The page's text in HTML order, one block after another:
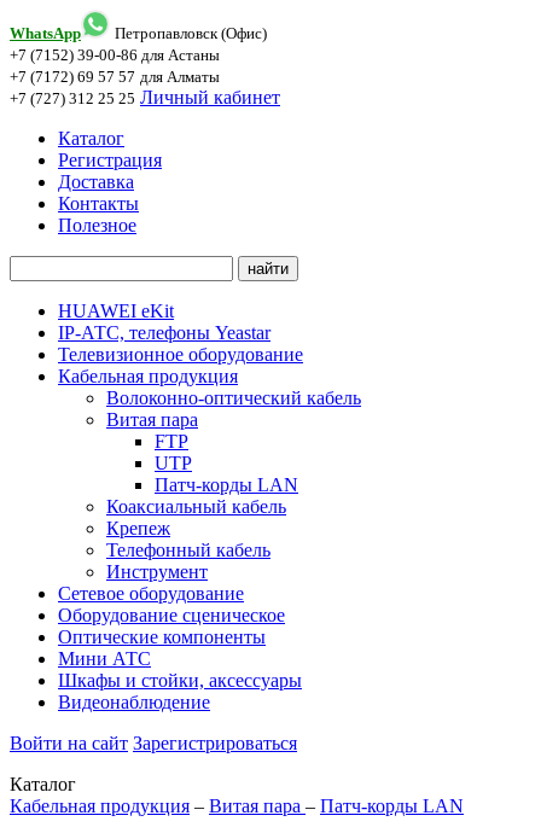
WhatsApp
Петропавловск (Офис)
+7 (7152) 39-00-86 для Астаны
+7 (7172) 69 57 57 для Алматы
+7 (727) 312 25 25 Личный кабинет
Каталог
Регистрация
Доставка
Контакты
Полезное
HUAWEI eKit
IP-АТС, телефоны Yeastar
Телевизионное оборудование
Кабельная продукция
Волоконно-оптический кабель
Витая пара
FTP
UTP
Патч-корды LAN
Коаксиальный кабель
Крепеж
Телефонный кабель
Инструмент
Сетевое оборудование
Оборудование сценическое
Оптические компоненты
Мини АТС
Шкафы и стойки, аксессуары
Видеонаблюдение
Войти на сайт Зарегистрироваться
Каталог
Кабельная продукция – Витая пара – Патч-корды LAN